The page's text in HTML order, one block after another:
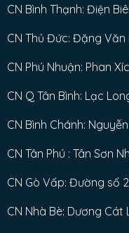
CN Bình Thạnh: Điện
CN Thủ Đức: Đặng Văn
CN Phú Nhuận: Phan
CN Q Tân Bình: Lạc
CN Bình Chánh: Nguyễn
CN Tân Phú : Tân Sơn
CN Gò Vấp: Đường số
CN Nhà Bè: Dương Cát